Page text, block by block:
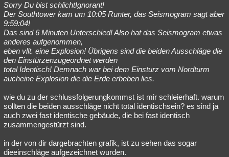
Sorry Du bist schlichtIgnorant!
Der Southtower kam um 10:05 Runter, das Seismogram sagt aber
9:59:04!
Das sind 6 Minuten Unterschied! Also hat das Seismogram etwas
anderes aufgenommen,
eben vllt. eine Explosion! Übrigens sind die beiden Ausschläge die
den Einstürzenzugeordnet werden
total Identisch! Demnach war bei dem Einsturz vom Nordturm
aucheine Explosion die die Erde erbeben lies.
wie du zu der schlussfolgerungkommst ist mir schleierhaft. warum
sollten die beiden ausschläge nicht total identischsein? es sind ja
auch zwei fast identische gebäude, die bei fast identisch
zusammengestürzt sind.
in der von dir dargebrachten grafik, ist zu sehen das sogar
dieeinschläge aufgezeichnet wurden.